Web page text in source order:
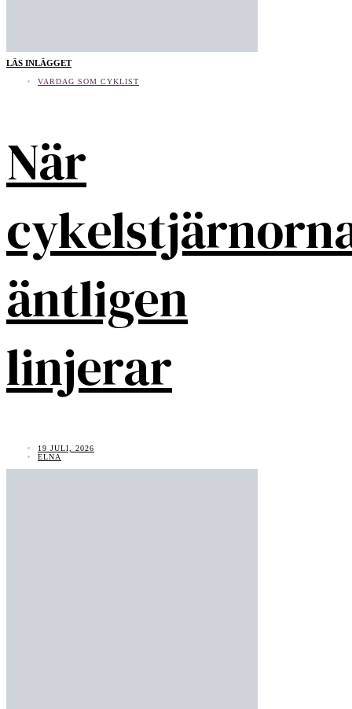
LÄS INLÄGGET
VARDAG SOM CYKLIST
När
äntligen
linjerar
19 JULI, 2026
ELNA